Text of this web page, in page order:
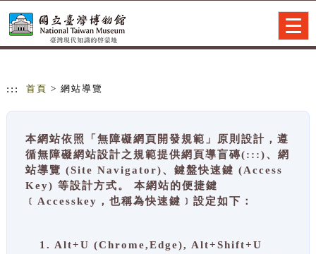
::: 首頁 > 網站導覽
本網站依照「無障礙網頁開發規範」原則設計，遵
循無障礙網站設計之規範提供網頁導盲磚(:::)、網
站導覽 (Site Navigator)、鍵盤快速鍵 (Access
Key) 等設計方式。 本網站的便捷鍵
﹝Accesskey，也稱為快速鍵﹞設定如下：
1. Alt+U (Chrome,Edge), Alt+Shift+U